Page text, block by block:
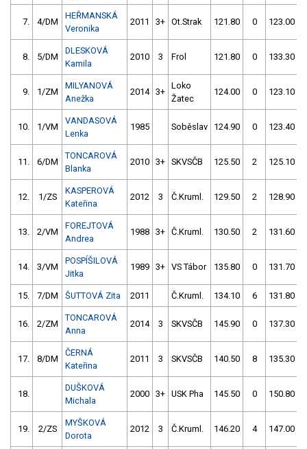
7. 4/DM
HEŘMANSKÁ
Veronika
2011 3+ Ot.Strak 121.80 0 123.00
8. 5/DM
DLESKOVÁ
Kamila
2010 3 Frol 121.80 0 133.30
9. 1/ZM
MILYANOVÁ
Anežka
2014 3+
Loko
Žatec
124.00 0 123.10
10. 1/VM
VANDASOVÁ
Lenka
1985 Soběslav 124.90 0 123.40
11. 6/DM
TONCAROVÁ
Blanka
2010 3+ SKVSČB 125.50 2 125.10
12. 1/ZS
KASPEROVÁ
Kateřina
2012 3 Č.Kruml. 129.50 2 128.90
13. 2/VM
FOREJTOVÁ
Andrea
1988 3+ Č.Kruml. 130.50 2 131.60
14. 3/VM
POSPÍŠILOVÁ
Jitka
1989 3+ VS Tábor 135.80 0 131.70
15. 7/DM ŠUTTOVÁ Zita 2011 Č.Kruml. 134.10 6 131.80
16. 2/ZM
TONCAROVÁ
Anna
2014 3 SKVSČB 145.90 0 137.30
17. 8/DM
ČERNÁ
Kateřina
2011 3 SKVSČB 140.50 8 135.30
18.
DUŠKOVÁ
Michala
2000 3+ USK Pha 145.50 0 150.80
19. 2/ZS
MYŠKOVÁ
Dorota
2012 3 Č.Kruml. 146.20 4 147.00